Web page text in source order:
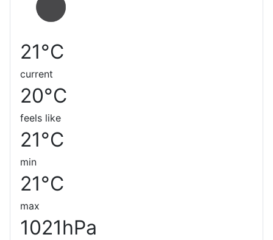
21°C
current
20°C
feels like
21°C
min
21°C
max
1021hPa